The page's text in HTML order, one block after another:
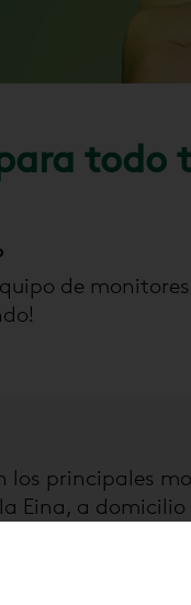
todo
de
los principales
Eina, a domicilio
que dispongas.
tarta,